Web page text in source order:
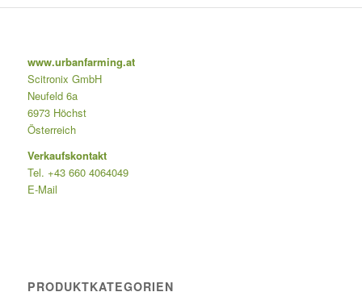
www.urbanfarming.at
Scitronix GmbH
Neufeld 6a
6973 Höchst
Österreich
Verkaufskontakt
Tel. +43 660 4064049
E-Mail
PRODUKTKATEGORIEN